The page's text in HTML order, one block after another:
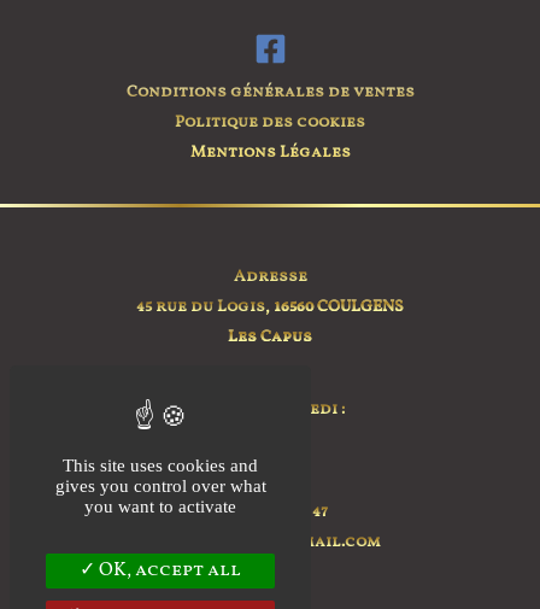
page
Conditions générales de ventes
Politique des cookies
Mentions Légales
Adresse
45 rue du Logis, 16560 COULGENS
Les Capus
Lundi au Samedi :
Contact
+ 33 7 76 92 35 47
ilovias.farm@gmail.com
This site uses cookies and
gives you control over what
you want to activate
OK, accept all